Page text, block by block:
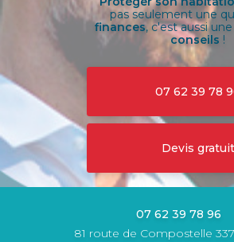
pas seulement une
finances, c'est aussi
conseils !
07 62 39 78
Devis gratuit
07 62 39 78 96
81 route de Compostelle